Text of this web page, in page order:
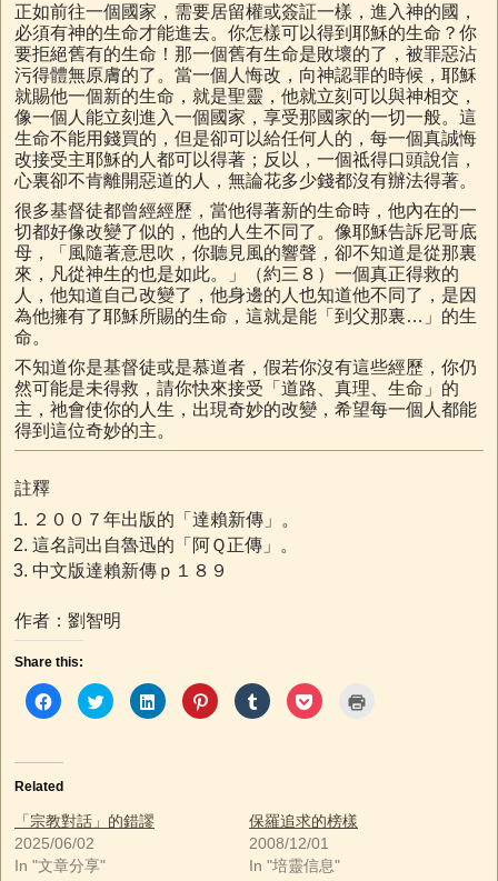
正如前往一個國家，需要居留權或簽証一樣，進入神的國，
必須有神的生命才能進去。你怎樣可以得到耶穌的生命？你
要拒絕舊有的生命！那一個舊有生命是敗壞的了，被罪惡沾
污得體無原膚的了。當一個人悔改，向神認罪的時候，耶穌
就賜他一個新的生命，就是聖靈，他就立刻可以與神相交，
像一個人能立刻進入一個國家，享受那國家的一切一般。這
生命不能用錢買的，但是卻可以給任何人的，每一個真誠悔
改接受主耶穌的人都可以得著；反以，一個祗得口頭說信，
心裏卻不肯離開惡道的人，無論花多少錢都沒有辦法得著。
很多基督徒都曾經經歷，當他得著新的生命時，他內在的一
切都好像改變了似的，他的人生不同了。像耶穌告訴尼哥底
母，「風隨著意思吹，你聽見風的響聲，卻不知道是從那裏
來，凡從神生的也是如此。」（約三８）一個真正得救的
人，他知道自己改變了，他身邊的人也知道他不同了，是因
為他擁有了耶穌所賜的生命，這就是能「到父那裏…」的生
命。
不知道你是基督徒或是慕道者，假若你沒有這些經歷，你仍
然可能是未得救，請你快來接受「道路、真理、生命」的
主，祂會使你的人生，出現奇妙的改變，希望每一個人都能
得到這位奇妙的主。
註釋
２００７年出版的「達賴新傳」。
這名詞出自魯迅的「阿Ｑ正傳」。
中文版達賴新傳ｐ１８９
作者：劉智明
Share this:
C
l
t
o
s
a
r
e
o
n
C
l
a
r
C
l
C
l
C
l
a
r
e
o
C
l
a
r
e
o
n
Related
「宗教對話」的錯謬
2025/06/02
In "文章分享"
保羅追求的榜樣
2008/12/01
In "培靈信息"